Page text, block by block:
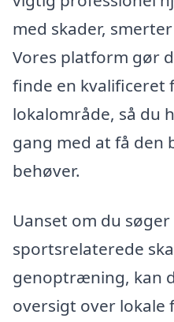
med skader,
Vores platform gør
finde en kvalificeret
lokalområde, så du
gang med at få den
behøver.
Uanset om du
sportsrelaterede
genoptræning, kan
oversigt over lokale